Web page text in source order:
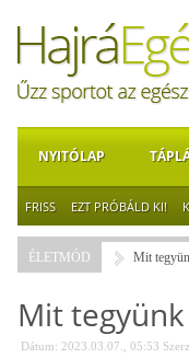
NYITÓLAP
FRISS EZT PRÓBÁLD KI!
ÉLETMÓD Mit
Mit
Dátum: 2023.03.07., 05:53